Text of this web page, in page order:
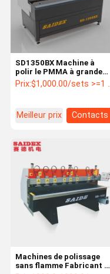
SD1350BX Machine à
polir le PMMA à grande
vitesse Machine à polir le
diamant pour le plexiglas
de lumière PS
Prix:$1,000.00/sets >=1 sets
Meilleur prix Contacts
Machines de polissage
sans flamme Fabricant de